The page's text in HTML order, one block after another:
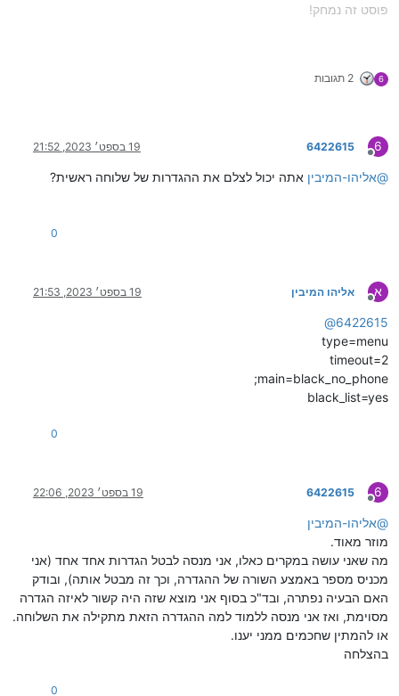
פוסט זה נמחק!
6 2 תגובות
6
מנותק
6422615 19 בספט׳ 2023, 21:52
@אליהו-המיבין אתה יכול לצלם את ההגדרות של שלוחה ראשית?
0
א
מנותק
אליהו המיבין 19 בספט׳ 2023, 21:53
@6422615
type=menu
timeout=2
;main=black_no_phone
black_list=yes
0
6
מנותק
6422615 19 בספט׳ 2023, 22:06
@אליהו-המיבין
מוזר מאוד.
מה שאני עושה במקרים כאלו, אני מנסה לבטל הגדרות אחד אחד (אני
מכניס מספר באמצע השורה של ההגדרה, וכך זה מבטל אותה), ובודק
האם הבעיה נפתרה, ובד"כ בסוף אני מוצא שזה היה קשור לאיזה הגדרה
מסוימת, ואז אני מנסה ללמוד למה ההגדרה הזאת מתקילה את השלוחה.
או להמתין שחכמים ממני יענו.
בהצלחה
0